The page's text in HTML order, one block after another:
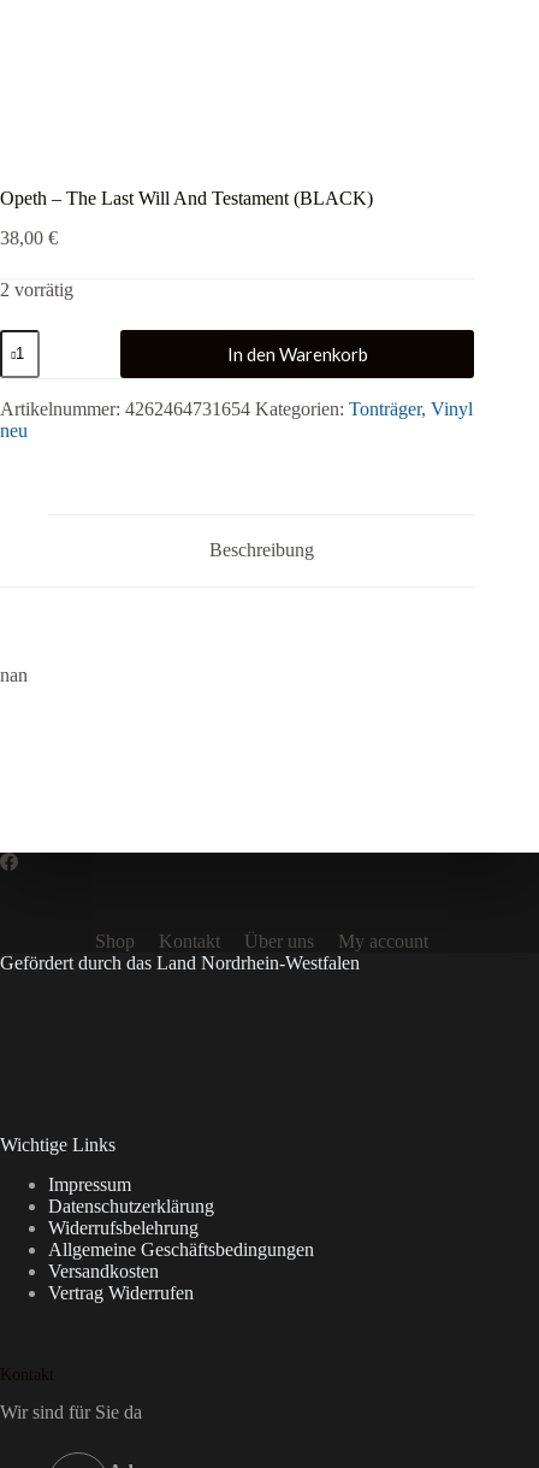
Opeth – The Last Will And Testament (BLACK)
38,00 €
2 vorrätig
Opeth
The
Last
Will
And
In den Warenkorb
Artikelnummer: 4262464731654 Kategorien: Tonträger, Vinyl
neu
Beschreibung
nan
Shop Kontakt Über uns
My account
Gefördert durch das Land Nordrhein-Westfalen
Wichtige Links
Impressum
Datenschutzerklärung
Widerrufsbelehrung
Allgemeine Geschäftsbedingungen
Versandkosten
Vertrag Widerrufen
Kontakt
Wir sind für Sie da